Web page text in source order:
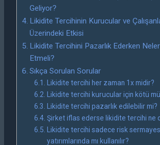
Geliyor?
Likidite Tercihinin Kurucular ve
Üzerindeki Etkisi
Likidite Tercihini Pazarlık Ederken
Etmeli?
Sıkça Sorulan Sorular
Likidite tercihi her zaman 1x midir?
Likidite tercihi kurucular için kötü
Likidite tercihi pazarlık edilebilir mi?
Şirket iflas ederse likidite tercihi ne
Likidite tercihi sadece risk
yatırımlarında mı kullanılır?